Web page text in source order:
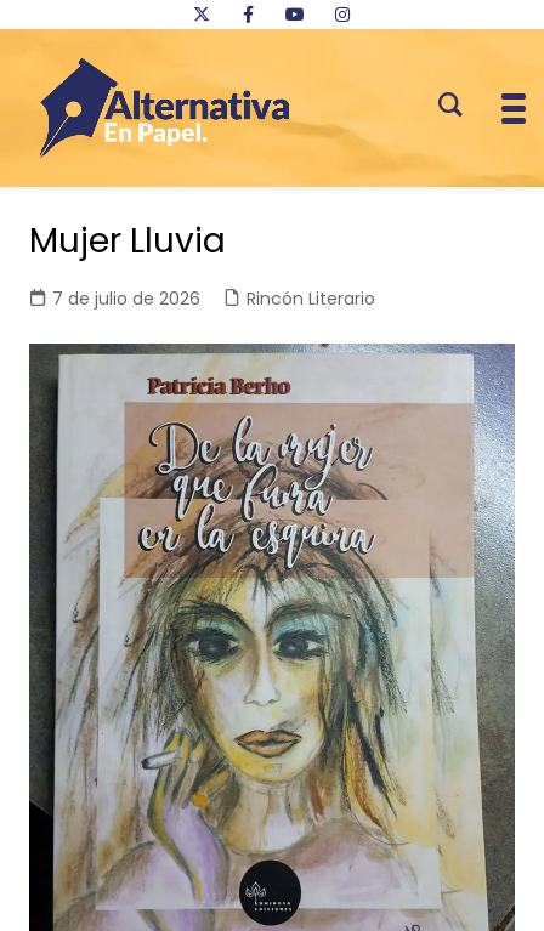
contenido
Mujer Lluvia
7 de julio de 2026 Rincón Literario